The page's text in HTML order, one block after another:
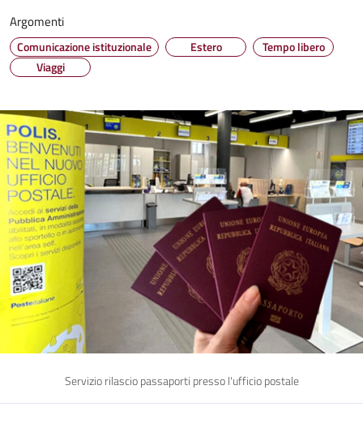
Argomenti
Comunicazione istituzionale Estero
Tempo libero
Viaggi
Servizio rilascio passaporti presso l'ufficio postale